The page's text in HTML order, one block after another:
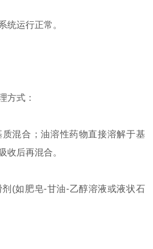
运行正常‌。
式：
混合；油溶性药物直接溶解于基
收后再混合‌。
(如肥皂-甘油-乙醇溶液或液状石